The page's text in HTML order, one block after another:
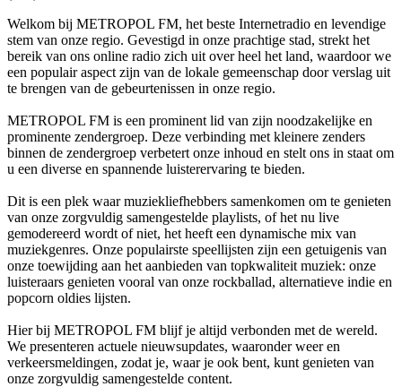
Welkom bij METROPOL FM, het beste Internetradio en levendige
stem van onze regio. Gevestigd in onze prachtige stad, strekt het
bereik van ons online radio zich uit over heel het land, waardoor we
een populair aspect zijn van de lokale gemeenschap door verslag uit
te brengen van de gebeurtenissen in onze regio.
METROPOL FM is een prominent lid van zijn noodzakelijke en
prominente zendergroep. Deze verbinding met kleinere zenders
binnen de zendergroep verbetert onze inhoud en stelt ons in staat om
u een diverse en spannende luisterervaring te bieden.
Dit is een plek waar muziekliefhebbers samenkomen om te genieten
van onze zorgvuldig samengestelde playlists, of het nu live
gemodereerd wordt of niet, het heeft een dynamische mix van
muziekgenres. Onze populairste speellijsten zijn een getuigenis van
onze toewijding aan het aanbieden van topkwaliteit muziek: onze
luisteraars genieten vooral van onze rockballad, alternatieve indie en
popcorn oldies lijsten.
Hier bij METROPOL FM blijf je altijd verbonden met de wereld.
We presenteren actuele nieuwsupdates, waaronder weer en
verkeersmeldingen, zodat je, waar je ook bent, kunt genieten van
onze zorgvuldig samengestelde content.